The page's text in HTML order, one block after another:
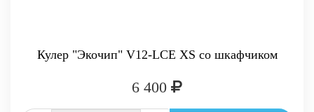
Кулер "Экочип" V12-LCE XS со шкафчиком
6 400